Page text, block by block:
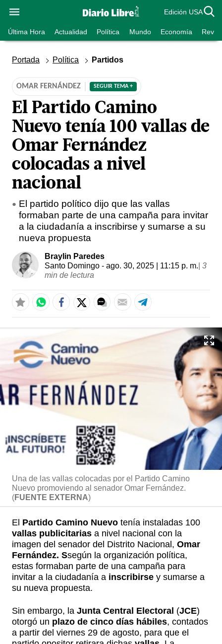
Edición USA
Última Hora Actualidad Política Mundo Economía
Portada Política Partidos
OMAR FERNÁNDEZ SEGUIR TEMA +
El Partido Camino
Nuevo tenía 100 vallas de
Omar Fernández
colocadas a nivel
nacional
El partido político dijo que las vallas
formaban parte de una campaña para invitar
a la ciudadanía a inscribirse y sumarse a su
nueva propuesta
Braylin Paredes
Santo Domingo - ago. 30, 2025 | 11:15 p. m. 3
min de lectura
Una de las vallas colocadas por el Partido Camino
Nuevo promoviendo al senador Omar Fernández.
(FUENTE EXTERNA)
El Partido Camino Nuevo tenía instaladas 100
vallas publicitarias a nivel nacional con la
imagen del senador del Distrito Nacional, Omar
Fernández. Ssegún la organización política,
estas formaban parte de una campaña para
invitar a la ciudadanía a inscribirse y sumarse a
su nueva propuesta.
Sin embargo, la Junta Central Electoral (JCE)
otorgó un plazo de cinco días hábiles, contados
a partir del viernes 29 de agosto, para que el